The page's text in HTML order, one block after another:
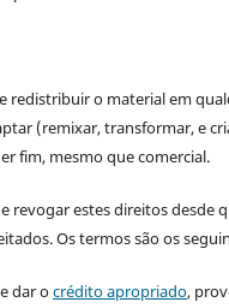
redistribuir o material em
(remixar, transformar, e
fim, mesmo que comercial.
revogar estes direitos desde
Os termos são os
dar ocrédito apropriado,